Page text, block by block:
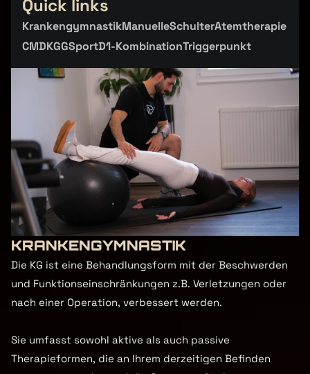
Krankengymnastik
Krankengymnastik
KGG
KGG
Manuelle
Manuelle
Sport
Sport
Schulter
Schulter
D1-Kombination
D1-Kombination
Atemtherapie
Atemtherapie
Triggerpunkt
Triggerpunkt
CMD
CMD
Quick links
KRANKENGYMNASTIK
Die KG ist eine Behandlungsform mit der Beschwerden
und Funktionseinschränkungen z.B. Verletzungen oder
nach einer Operation, verbessert werden.
Sie umfasst sowohl aktive als auch passive
Therapieformen, die an Ihrem derzeitigen Befinden